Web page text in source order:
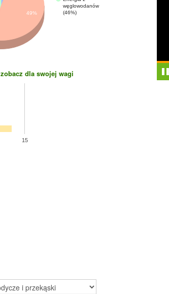
węglowodanów
(46%)
49%
zobacz dla swojej wagi
15